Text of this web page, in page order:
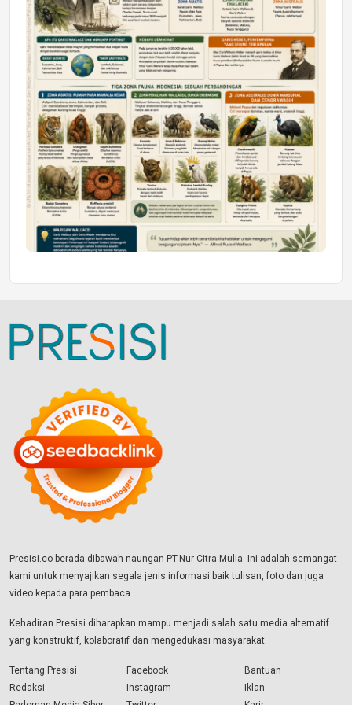
Presisi.co berada dibawah naungan PT.Nur Citra Mulia. Ini adalah semangat
kami untuk menyajikan segala jenis informasi baik tulisan, foto dan juga
video kepada para pembaca.
Kehadiran Presisi diharapkan mampu menjadi salah satu media alternatif
yang konstruktif, kolaboratif dan mengedukasi masyarakat.
Tentang Presisi
Redaksi
Facebook
Instagram
Bantuan
Iklan